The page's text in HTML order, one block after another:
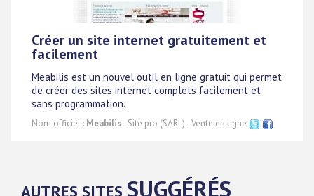
Créer un site internet gratuitement et
facilement
Meabilis est un nouvel outil en ligne gratuit qui permet
de créer des sites internet complets facilement et
sans programmation.
Nom officiel : Meabilis- Site pro (SARL) - Vente en ligne
AUTRES SITES SUGGÉRÉS